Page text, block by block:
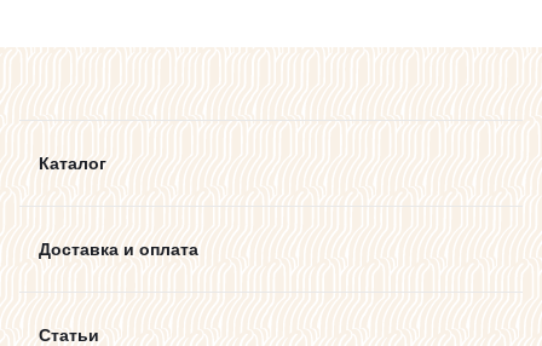
Каталог
Доставка и оплата
Статьи